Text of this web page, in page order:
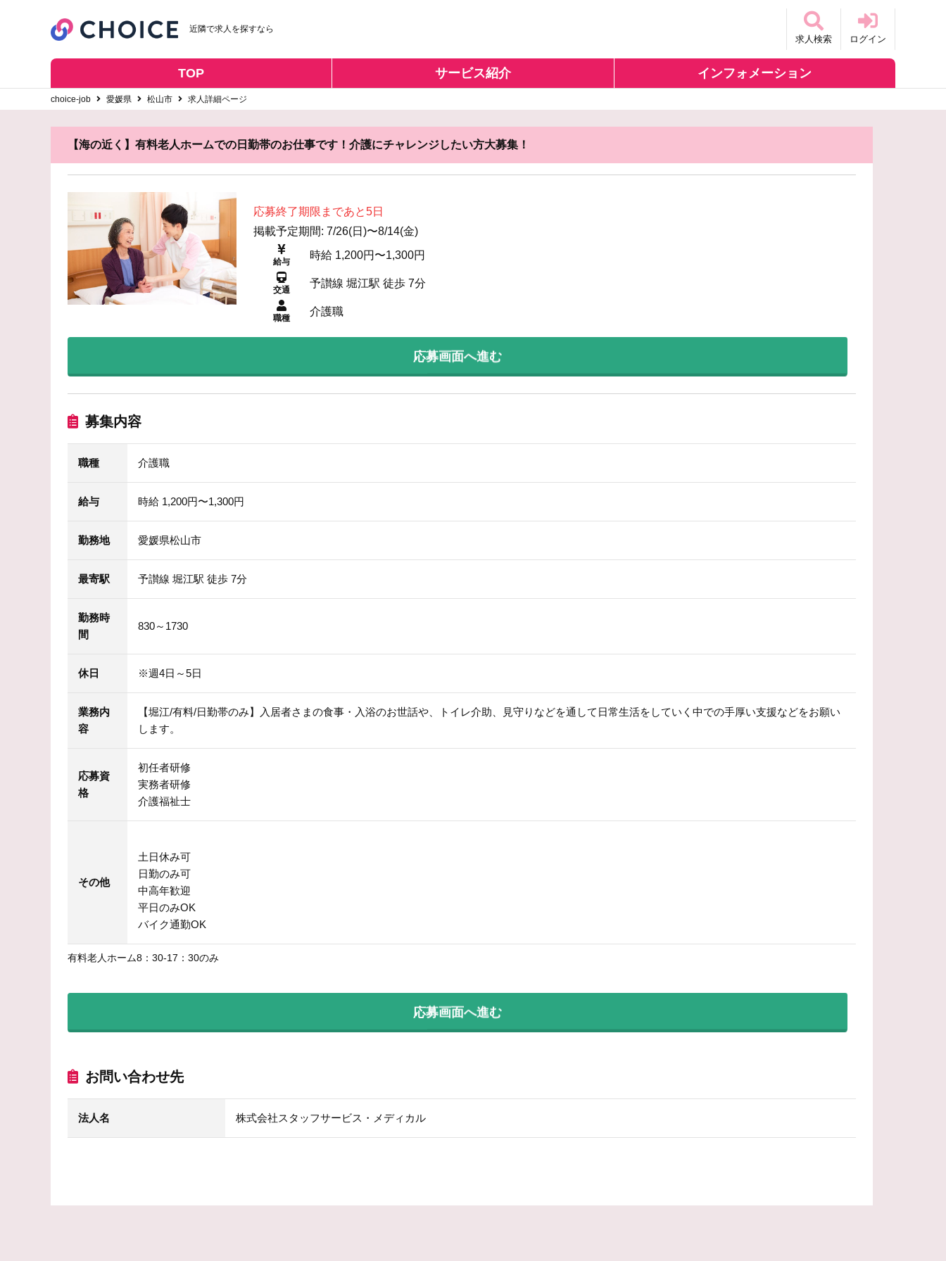
近隣で求人を探すなら
求人検索 ログイン
TOP サービス紹介 インフォメーション
choice-job 愛媛県 松山市 求人詳細ページ
【海の近く】有料老人ホームでの日勤帯のお仕事です！介護にチャレンジしたい方大募集！
応募終了期限まであと5日
掲載予定期間: 7/26(日)〜8/14(金)
給与
時給 1,200円〜1,300円
交通
予讃線 堀江駅 徒歩 7分
職種
介護職
応募画面へ進む
募集内容
職種 介護職
給与 時給 1,200円〜1,300円
勤務地 愛媛県松山市
最寄駅 予讃線 堀江駅 徒歩 7分
勤務時
間
830～1730
休日 ※週4日～5日
業務内
容
【堀江/有料/日勤帯のみ】入居者さまの食事・入浴のお世話や、トイレ介助、見守りなどを通して日常生活をしていく中での手厚い支援などをお願い
します。
応募資
格
初任者研修
実務者研修
介護福祉士
その他
土日休み可
日勤のみ可
中高年歓迎
平日のみOK
バイク通勤OK
有料老人ホーム8：30-17：30のみ
応募画面へ進む
お問い合わせ先
法人名 株式会社スタッフサービス・メディカル